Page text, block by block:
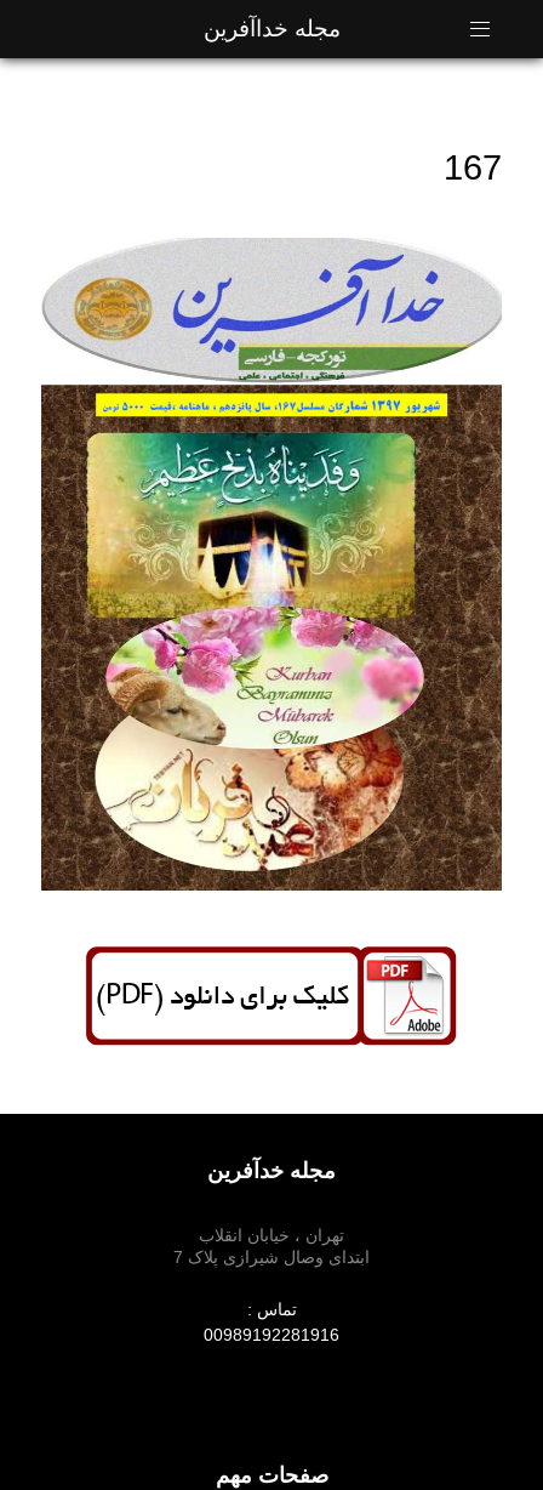
مجله خداآفرین
167
مجله خدآفرین
تهران ، خیابان انقلاب
ابتدای وصال شیرازی پلاک 7
تماس :
00989192281916
صفحات مهم